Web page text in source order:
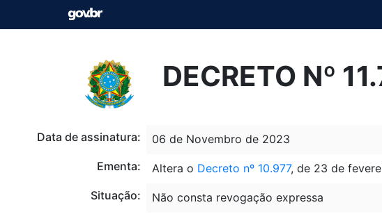
DECRETO Nº
Data de assinatura:
06 de Novembro de 2023
Ementa:
Altera o Decreto nº 10.977, de 23 de
Situação:
Não consta revogação expressa